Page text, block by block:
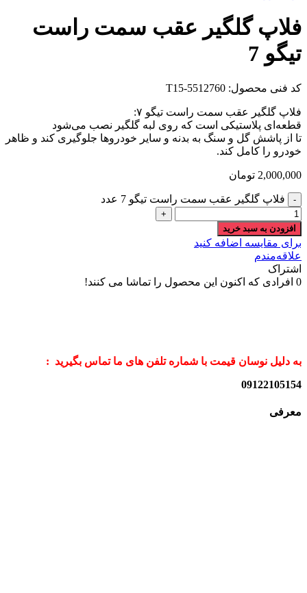
فلاپ گلگیر عقب سمت راست
تیگو 7
کد فنی محصول: T15-5512760
فلاپ گلگیر عقب سمت راست تیگو ۷:
قطعه‌ای پلاستیکی است که روی لبه گلگیر نصب می‌شود
تا از پاشش گل و سنگ به بدنه و سایر خودروها جلوگیری کند و ظاهر
خودرو را کامل کند.
2,000,000 تومان
فلاپ گلگیر عقب سمت راست تیگو 7 عدد
افزودن به سبد خرید
برای مقایسه اضافه کنید
علاقه‌مندم
اشتراک
0 افرادی که اکنون این محصول را تماشا می کنند!
به دلیل نوسان قیمت با شماره تلفن های ما تماس بگیرید :
09122105154
معرفی